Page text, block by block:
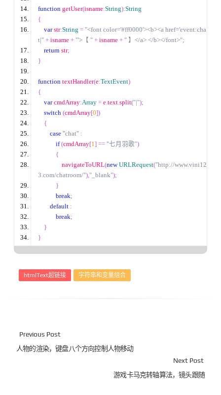
function getUser(isname:String):String
{
var str:String = "<font color='#ff0000'><b><a href='event:cha
t|" + isname + "'>【 " + isname + " 】</a> </b></font>";
return str;
}
function textHandler(e:TextEvent)
{
var cmdArray:Array = e.text.split("|");
switch (cmdArray[0])
{
case "chat" :
if (cmdArray[1] == "七月羽歌")
{
                navigateToURL
(new URLRequest("http://www.vini12
3.com/chatroom/"),"_blank");
}
break;
default :
break;
}
}
htmlText超链接 字符串和变量组合
Previous Post
人物的渲染，键盘八个方向控制人物移动
Next Post
游戏卡马克转轴算法，镜头跟随